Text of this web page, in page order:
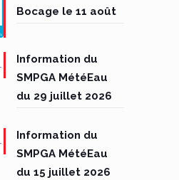
Bocage le 11 août
Information du
SMPGA MétéEau
du 29 juillet 2026
Information du
SMPGA MétéEau
du 15 juillet 2026